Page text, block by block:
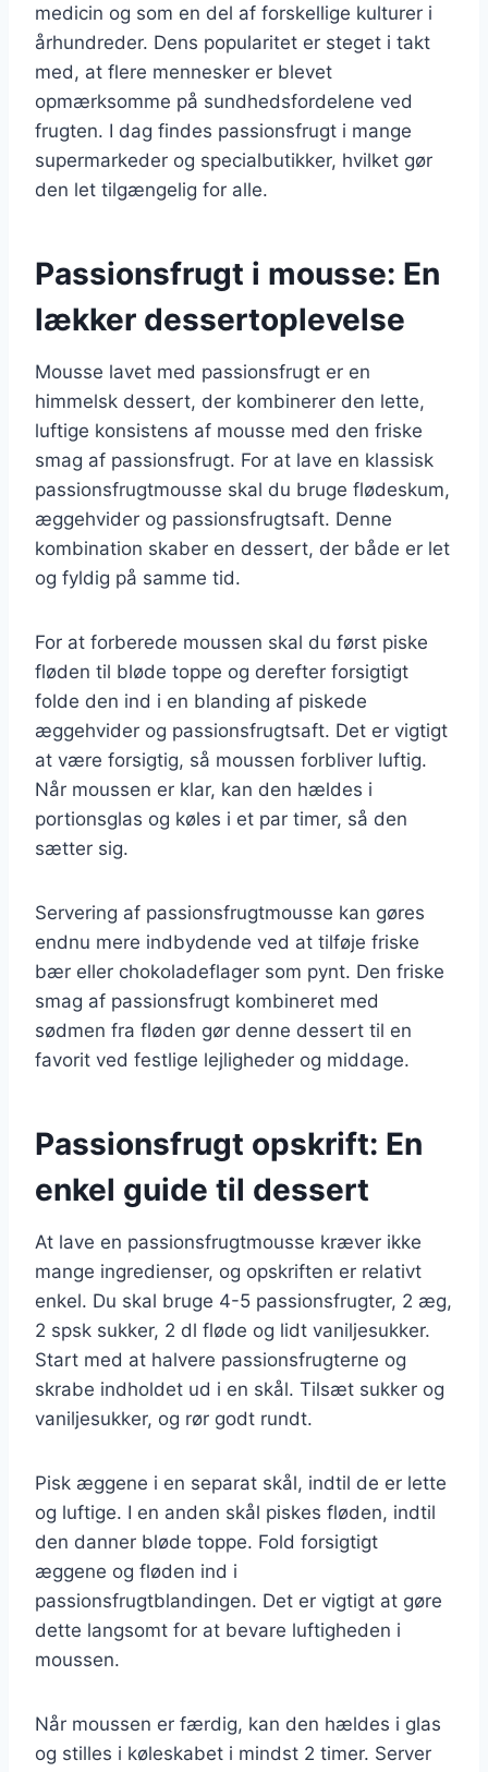
medicin og som en del af forskellige kulturer i
århundreder. Dens popularitet er steget i takt
med, at flere mennesker er blevet
opmærksomme på sundhedsfordelene ved
frugten. I dag findes passionsfrugt i mange
supermarkeder og specialbutikker, hvilket gør
den let tilgængelig for alle.
Passionsfrugt i mousse: En
lækker dessertoplevelse
Mousse lavet med passionsfrugt er en
himmelsk dessert, der kombinerer den lette,
luftige konsistens af mousse med den friske
smag af passionsfrugt. For at lave en klassisk
passionsfrugtmousse skal du bruge flødeskum,
æggehvider og passionsfrugtsaft. Denne
kombination skaber en dessert, der både er let
og fyldig på samme tid.
For at forberede moussen skal du først piske
fløden til bløde toppe og derefter forsigtigt
folde den ind i en blanding af piskede
æggehvider og passionsfrugtsaft. Det er vigtigt
at være forsigtig, så moussen forbliver luftig.
Når moussen er klar, kan den hældes i
portionsglas og køles i et par timer, så den
sætter sig.
Servering af passionsfrugtmousse kan gøres
endnu mere indbydende ved at tilføje friske
bær eller chokoladeflager som pynt. Den friske
smag af passionsfrugt kombineret med
sødmen fra fløden gør denne dessert til en
favorit ved festlige lejligheder og middage.
Passionsfrugt opskrift: En
enkel guide til dessert
At lave en passionsfrugtmousse kræver ikke
mange ingredienser, og opskriften er relativt
enkel. Du skal bruge 4-5 passionsfrugter, 2 æg,
2 spsk sukker, 2 dl fløde og lidt vaniljesukker.
Start med at halvere passionsfrugterne og
skrabe indholdet ud i en skål. Tilsæt sukker og
vaniljesukker, og rør godt rundt.
Pisk æggene i en separat skål, indtil de er lette
og luftige. I en anden skål piskes fløden, indtil
den danner bløde toppe. Fold forsigtigt
æggene og fløden ind i
passionsfrugtblandingen. Det er vigtigt at gøre
dette langsomt for at bevare luftigheden i
moussen.
Når moussen er færdig, kan den hældes i glas
og stilles i køleskabet i mindst 2 timer. Server